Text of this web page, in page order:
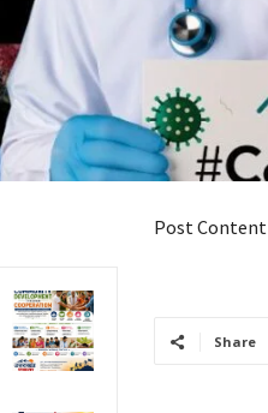
Post Content
Share